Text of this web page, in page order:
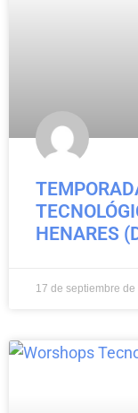
HENARES
17 de septiembre de